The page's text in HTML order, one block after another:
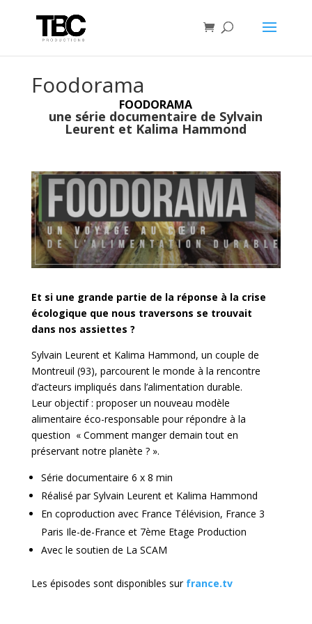
Foodorama
FOODORAMA
une série documentaire de Sylvain
Leurent et Kalima Hammond
Et si une grande partie de la réponse à la crise
écologique que nous traversons se trouvait
dans nos assiettes ?
Sylvain Leurent et Kalima Hammond, un couple de
Montreuil (93), parcourent le monde à la rencontre
d’acteurs impliqués dans l’alimentation durable.
Leur objectif : proposer un nouveau modèle
alimentaire éco-responsable pour répondre à la
question « Comment manger demain tout en
préservant notre planète ? ».
Série documentaire 6 x 8 min
Réalisé par Sylvain Leurent et Kalima Hammond
En coproduction avec France Télévision, France 3
Paris Ile-de-France et 7ème Etage Production
Avec le soutien de La SCAM
Les épisodes sont disponibles sur france.tv